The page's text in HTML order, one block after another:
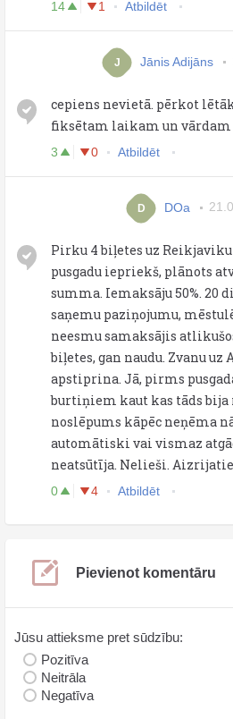
14 1 Atbildēt
J Jānis Adijāns
cepiens nevietā. pērkot
fiksētam laikam un vārdam
3 0 Atbildēt
D DOa
Pirku 4 biļetes uz
pusgadu iepriekš, plānots
summa. Iemaksāju 50%. 20
saņemu paziņojumu,
neesmu samaksājis
biļetes, gan naudu. Zvanu
apstiprina. Jā, pirms
burtiņiem kaut kas tāds
noslēpums kāpēc neņēma
automātiski vai vismaz
neatsūtīja. Nelieši.
0 4 Atbildēt
Pievienot komentāru
Jūsu attieksme pret sūdzību:
Pozitīva
Neitrāla
Negatīva